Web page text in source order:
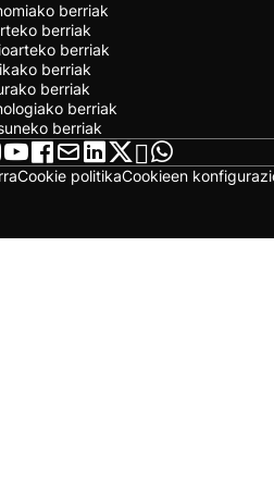
berriak
berriak
berriak
berriak
berriak
berriak
berriak
Cookie politikaCookieen